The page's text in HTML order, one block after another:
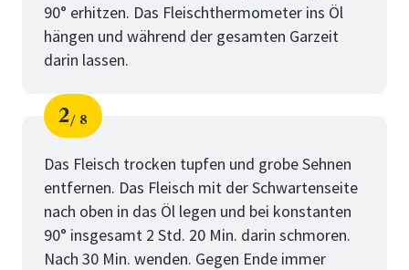
90° erhitzen. Das Fleischthermometer ins Öl
hängen und während der gesamten Garzeit
darin lassen.
Schritt
2
von
8
Das Fleisch trocken tupfen und grobe Sehnen
entfernen. Das Fleisch mit der Schwartenseite
nach oben in das Öl legen und bei konstanten
90° insgesamt 2 Std. 20 Min. darin schmoren.
Nach 30 Min. wenden. Gegen Ende immer